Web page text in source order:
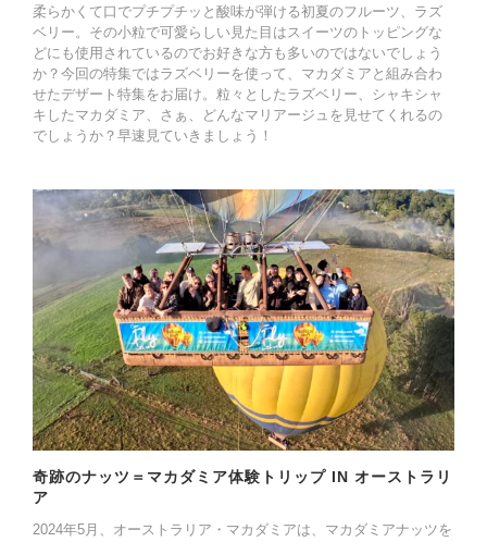
柔らかくて口でプチプチッと酸味が弾ける初夏のフルーツ、ラズ
ベリー。その小粒で可愛らしい見た目はスイーツのトッピングな
どにも使用されているのでお好きな方も多いのではないでしょう
か？今回の特集ではラズベリーを使って、マカダミアと組み合わ
せたデザート特集をお届け。粒々としたラズベリー、シャキシャ
キしたマカダミア、さぁ、どんなマリアージュを見せてくれるの
でしょうか？早速見ていきましょう！
奇跡のナッツ＝マカダミア体験トリップ IN オーストラリ
ア
2024年5月、オーストラリア・マカダミアは、マカダミアナッツを